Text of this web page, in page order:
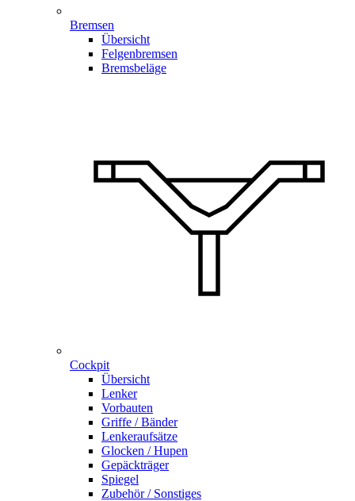
Bremsen
Übersicht
Felgenbremsen
Bremsbeläge
Cockpit
Übersicht
Lenker
Vorbauten
Griffe / Bänder
Lenkeraufsätze
Glocken / Hupen
Gepäckträger
Spiegel
Zubehör / Sonstiges